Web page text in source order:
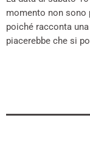
momento non sono
poiché racconta
piacerebbe che si